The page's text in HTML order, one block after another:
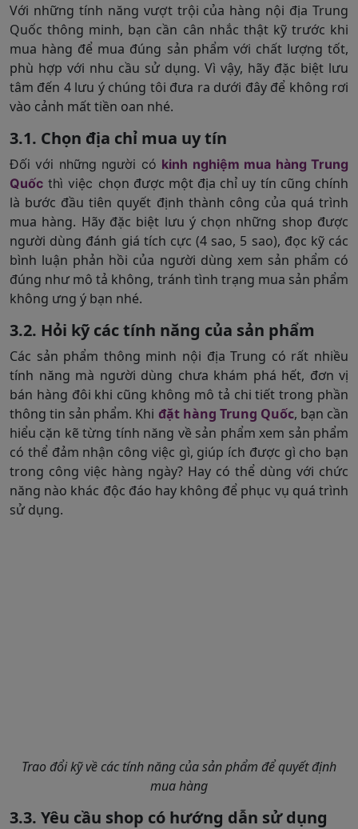
Với những tính năng vượt trội của hàng nội địa Trung
Quốc thông minh, bạn cần cân nhắc thật kỹ trước khi
mua hàng để mua đúng sản phẩm với chất lượng tốt,
phù hợp với nhu cầu sử dụng. Vì vậy, hãy đặc biệt lưu
tâm đến 4 lưu ý chúng tôi đưa ra dưới đây để không rơi
vào cảnh mất tiền oan nhé.
3.1. Chọn địa chỉ mua uy tín
Đối với những người có kinh nghiệm mua hàng Trung
Quốc thì việc chọn được một địa chỉ uy tín cũng chính
là bước đầu tiên quyết định thành công của quá trình
mua hàng. Hãy đặc biệt lưu ý chọn những shop được
người dùng đánh giá tích cực (4 sao, 5 sao), đọc kỹ các
bình luận phản hồi của người dùng xem sản phẩm có
đúng như mô tả không, tránh tình trạng mua sản phẩm
không ưng ý bạn nhé.
3.2. Hỏi kỹ các tính năng của sản phẩm
Các sản phẩm thông minh nội địa Trung có rất nhiều
tính năng mà người dùng chưa khám phá hết, đơn vị
bán hàng đôi khi cũng không mô tả chi tiết trong phần
thông tin sản phẩm. Khi đặt hàng Trung Quốc, bạn cần
hiểu cặn kẽ từng tính năng về sản phẩm xem sản phẩm
có thể đảm nhận công việc gì, giúp ích được gì cho bạn
trong công việc hàng ngày? Hay có thể dùng với chức
năng nào khác độc đáo hay không để phục vụ quá trình
sử dụng.
Trao đổi kỹ về các tính năng của sản phẩm để quyết định
mua hàng
3.3. Yêu cầu shop có hướng dẫn sử dụng